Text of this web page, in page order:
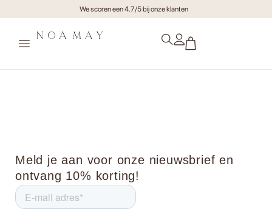
We scoren een 4.7/5 bij onze klanten
Meld je aan voor onze nieuwsbrief en
ontvang 10% korting!